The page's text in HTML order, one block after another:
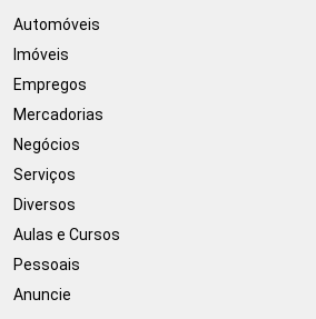
Automóveis
Imóveis
Empregos
Mercadorias
Negócios
Serviços
Diversos
Aulas e Cursos
Pessoais
Anuncie